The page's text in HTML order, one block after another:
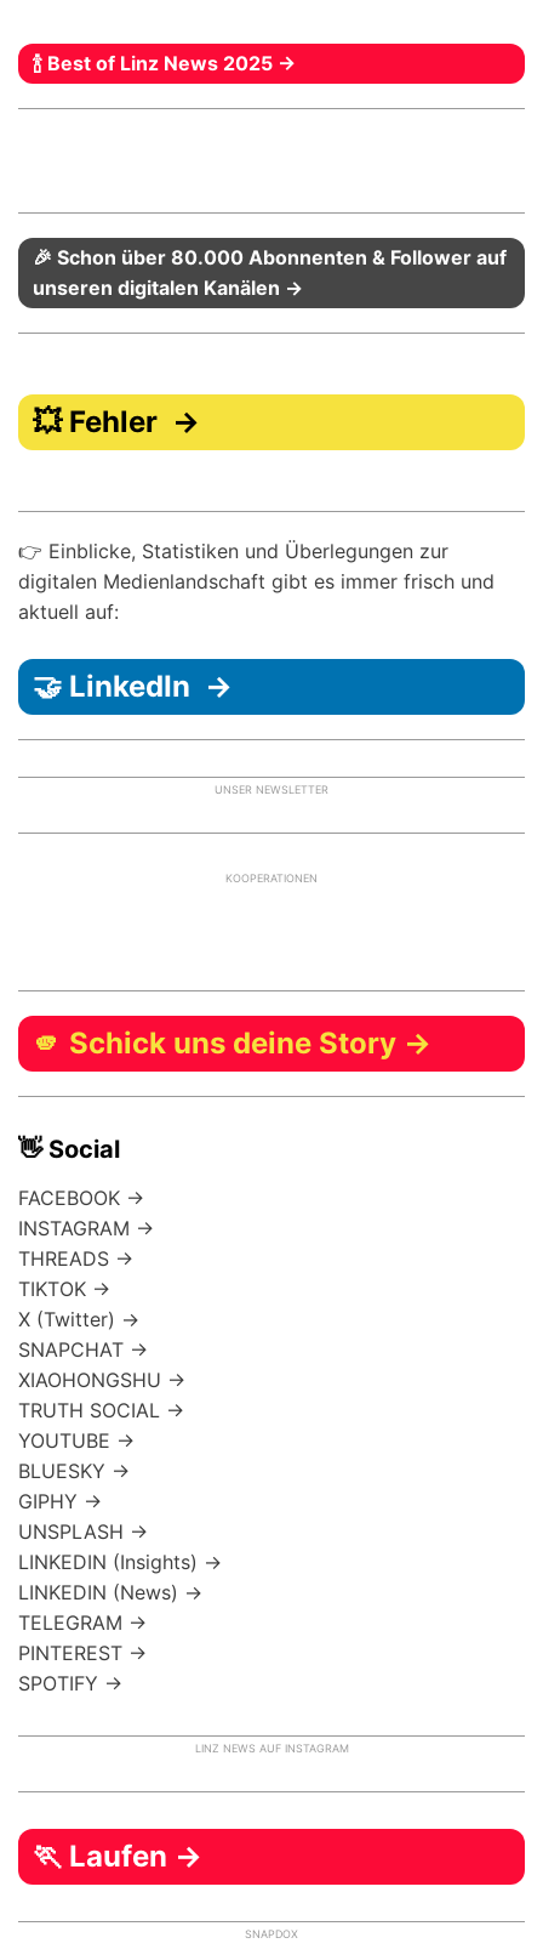
🍾 Best of Linz News 2025 →
🎉 Schon über 80.000 Abonnenten & Follower auf
unseren digitalen Kanälen →
💥 Fehler →
👉 Einblicke, Statistiken und Überlegungen zur
digitalen Medienlandschaft gibt es immer frisch und
aktuell auf:
🤝 LinkedIn →
UNSER NEWSLETTER
KOOPERATIONEN
🫵 Schick uns deine Story →
👋 Social
FACEBOOK →
INSTAGRAM →
THREADS →
TIKTOK →
X (Twitter) →
SNAPCHAT →
XIAOHONGSHU →
TRUTH SOCIAL →
YOUTUBE →
BLUESKY →
GIPHY →
UNSPLASH →
LINKEDIN (Insights) →
LINKEDIN (News) →
TELEGRAM →
PINTEREST →
SPOTIFY →
LINZ NEWS AUF INSTAGRAM
🏃 Laufen →
SNAPDOX